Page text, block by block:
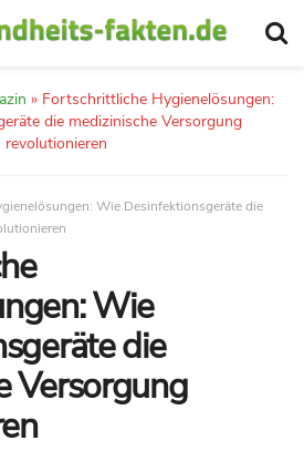
» Fortschrittliche Hygienelösungen:
die medizinische Versorgung
revolutionieren
Wie Desinfektionsgeräte die
Wie
die
Versorgung